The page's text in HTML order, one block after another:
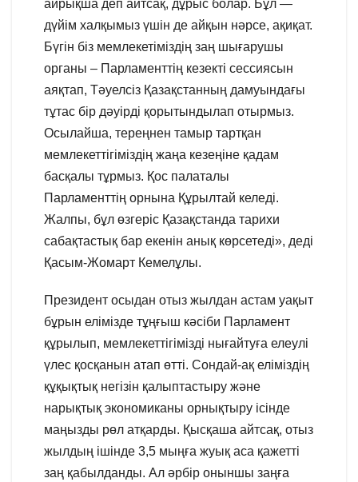
айрықша деп айтсақ, дұрыс болар. Бұл —
дүйім халқымыз үшін де айқын нәрсе, ақиқат.
Бүгін біз мемлекетіміздің заң шығарушы
органы – Парламенттің кезекті сессиясын
аяқтап, Тәуелсіз Қазақстанның дамуындағы
тұтас бір дәуірді қорытындылап отырмыз.
Осылайша, тереңнен тамыр тартқан
мемлекеттігіміздің жаңа кезеңіне қадам
басқалы тұрмыз. Қос палаталы
Парламенттің орнына Құрылтай келеді.
Жалпы, бұл өзгеріс Қазақстанда тарихи
сабақтастық бар екенін анық көрсетеді», деді
Қасым-Жомарт Кемелұлы.
Президент осыдан отыз жылдан астам уақыт
бұрын елімізде тұңғыш кәсіби Парламент
құрылып, мемлекеттігімізді нығайтуға елеулі
үлес қосқанын атап өтті. Сондай-ақ еліміздің
құқықтық негізін қалыптастыру және
нарықтық экономиканы орнықтыру ісінде
маңызды рөл атқарды. Қысқаша айтсақ, отыз
жылдың ішінде 3,5 мыңға жуық аса қажетті
заң қабылданды. Ал әрбір оныншы заңға